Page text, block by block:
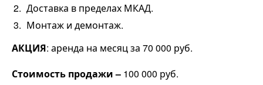
Доставка в пределах МКАД.
Монтаж и демонтаж.
АКЦИЯ: аренда на месяц за 70 000 руб.
Стоимость продажи – 100 000 руб.